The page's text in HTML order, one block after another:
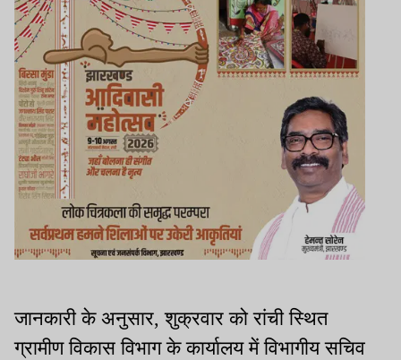
जानकारी के अनुसार, शुक्रवार को रांची स्थित
ग्रामीण विकास विभाग के कार्यालय में विभागीय सचिव